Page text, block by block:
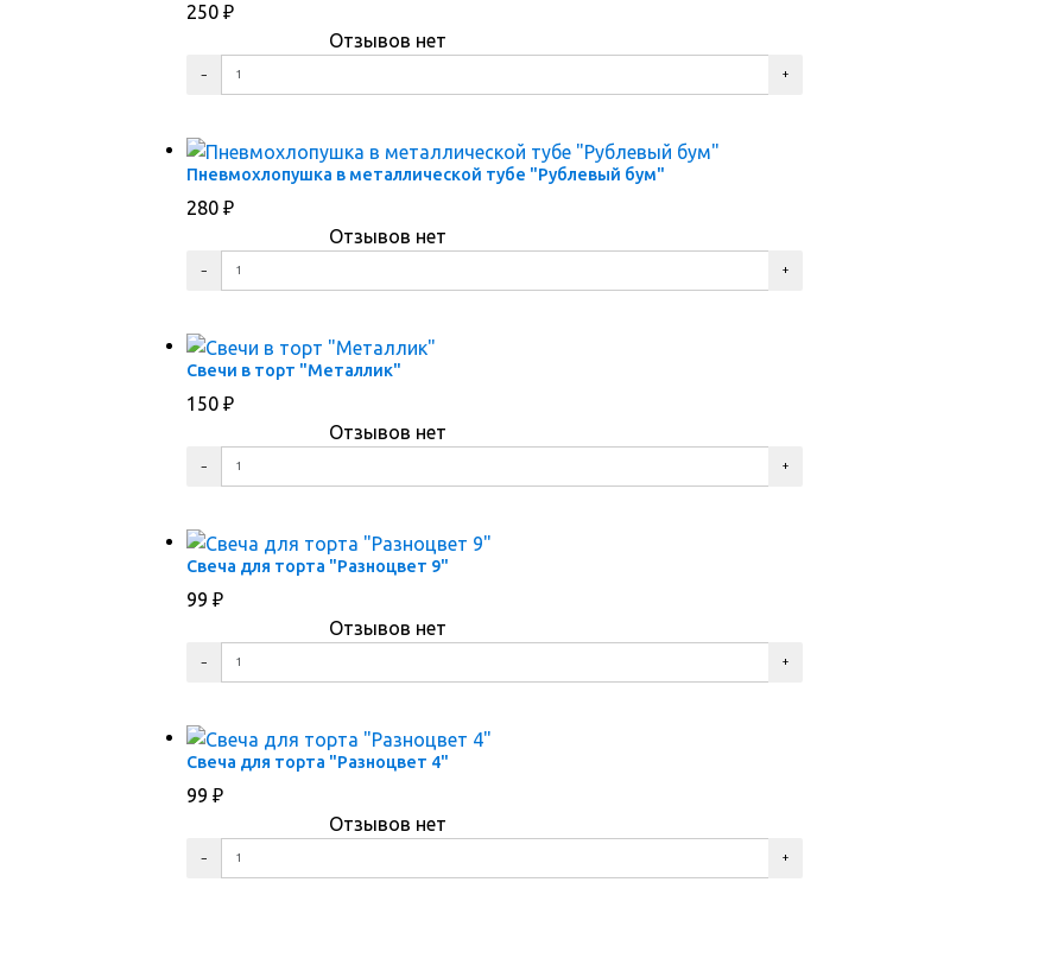
250 ₽
Отзывов нет
Пневмохлопушка в металлической тубе "Рублевый бум"
280 ₽
Отзывов нет
Свечи в торт "Металлик"
150 ₽
Отзывов нет
Свеча для торта "Разноцвет 9"
99 ₽
Отзывов нет
Свеча для торта "Разноцвет 4"
99 ₽
Отзывов нет